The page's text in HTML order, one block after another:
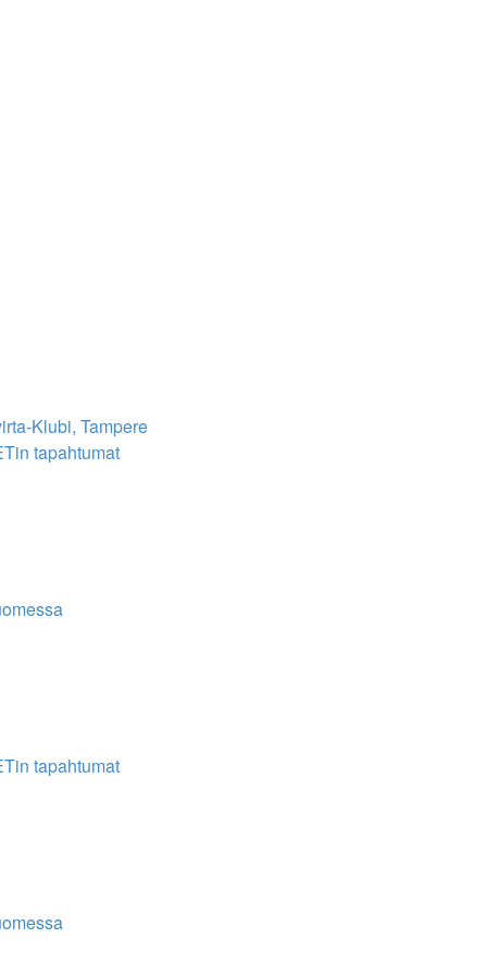
Klubi, Tampere
tapahtumat
tapahtumat